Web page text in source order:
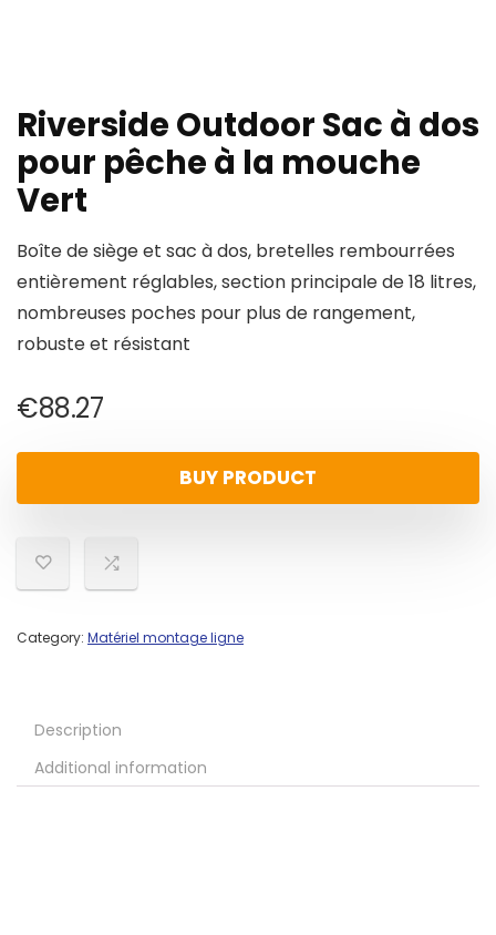
Riverside Outdoor Sac à dos
pour pêche à la mouche
Vert
Boîte de siège et sac à dos, bretelles rembourrées
entièrement réglables, section principale de 18 litres,
nombreuses poches pour plus de rangement,
robuste et résistant
€88.27
BUY PRODUCT
Category: Matériel montage ligne
Description
Additional information